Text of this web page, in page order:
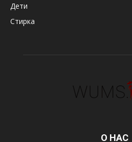
Дети
Стирка
О НАС